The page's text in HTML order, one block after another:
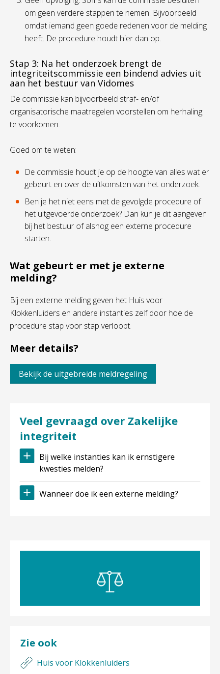
om geen verdere stappen te nemen. Bijvoorbeeld
omdat iemand geen goede redenen voor de melding
heeft. De procedure houdt hier dan op.
Stap 3: Na het onderzoek brengt de
integriteitscommissie een bindend advies uit
aan het bestuur van Vidomes
De commissie kan bijvoorbeeld straf- en/of
organisatorische maatregelen voorstellen om herhaling
te voorkomen.
Goed om te weten:
De commissie houdt je op de hoogte van alles wat er
gebeurt en over de uitkomsten van het onderzoek.
Ben je het niet eens met de gevolgde procedure of
het uitgevoerde onderzoek? Dan kun je dit aangeven
bij het bestuur of alsnog een externe procedure
starten.
Wat gebeurt er met je externe
melding?
Bij een externe melding geven het Huis voor
Klokkenluiders en andere instanties zelf door hoe de
procedure stap voor stap verloopt.
Meer details?
Bekijk de uitgebreide meldregeling
Veel gevraagd over Zakelijke
integriteit
Bij welke instanties kan ik ernstigere
kwesties melden?
Wanneer doe ik een externe melding?
Zie ook
Huis voor Klokkenluiders